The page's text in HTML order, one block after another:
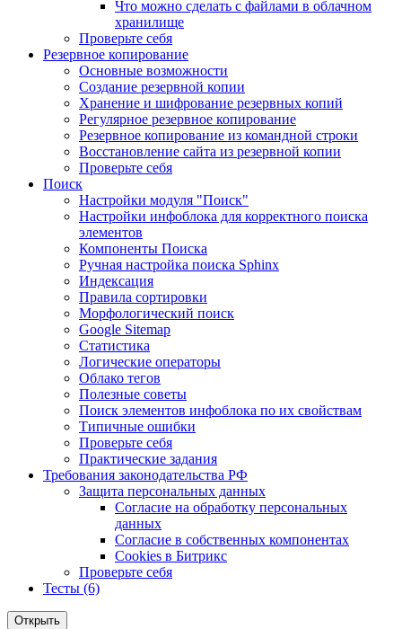
Что можно сделать с файлами в облачном
хранилище
Проверьте себя
Резервное копирование
Основные возможности
Создание резервной копии
Хранение и шифрование резервных копий
Регулярное резервное копирование
Резервное копирование из командной строки
Восстановление сайта из резервной копии
Проверьте себя
Поиск
Настройки модуля "Поиск"
Настройки инфоблока для корректного поиска
элементов
Компоненты Поиска
Ручная настройка поиска Sphinx
Индексация
Правила сортировки
Морфологический поиск
Google Sitemap
Статистика
Логические операторы
Облако тегов
Полезные советы
Поиск элементов инфоблока по их свойствам
Типичные ошибки
Проверьте себя
Практические задания
Требования законодательства РФ
Защита персональных данных
Согласие на обработку персональных
данных
Согласие в собственных компонентах
Cookies в Битрикс
Проверьте себя
Тесты (6)
Открыть